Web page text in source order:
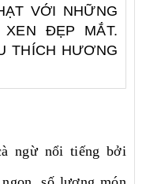
VỚI NHỮNG
ĐẸP MẮT.
THÍCH HƯƠNG
ngừ nổi tiếng bởi